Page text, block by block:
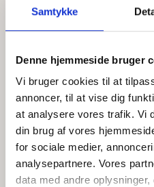
Samtykke
Denne hjemmeside bruger
Vi bruger cookies til at
annoncer, til at vise dig
at analysere vores trafik. Vi
din brug af vores
for sociale medier,
analysepartnere. Vores
data med andre
Efternavn
Jeg accepterer behandlingen
henhold tilprivatlivspolitikken